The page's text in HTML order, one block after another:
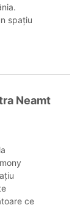
spațiu
Neamt
ce